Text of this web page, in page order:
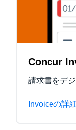
Concur
請求書をデ
Invoiceの詳細